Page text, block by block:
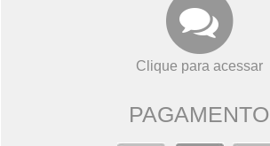
Clique para acessar
PAGAMENTO